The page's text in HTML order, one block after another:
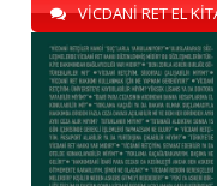
VİCDANİ RET EL